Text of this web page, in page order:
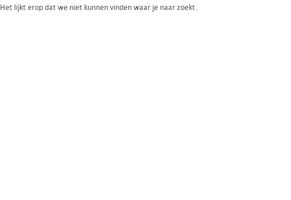
Het lijkt erop dat we niet kunnen vinden waar je naar zoekt.